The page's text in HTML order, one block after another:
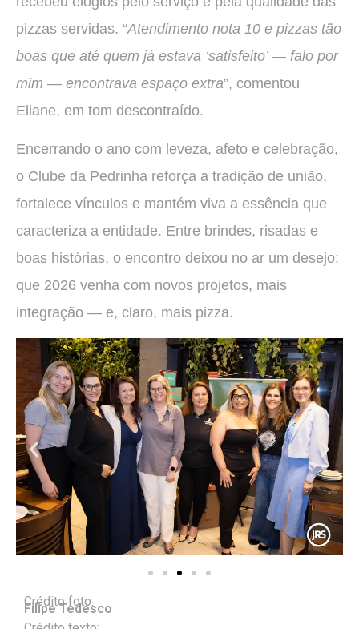
pizzas servidas. “Atendimento nota 10 e pizzas tão
boas que até quem já estava ‘satisfeito’ — falo por
mim — encontrava espaço extra”, comentou
Eliane, em tom descontraído.
Encerrando o ano com leveza, afeto e celebração,
o Clube da Pedrinha reforça a tradição de união,
fortalece vínculos e mantém viva a essência que
caracteriza a entidade. Entre brindes, risadas e
boas histórias, o encontro deixou no ar um desejo:
que 2026 venha com novos projetos, mais
integração — e, claro, mais pizza.
Crédito foto:
Filipe Tedesco